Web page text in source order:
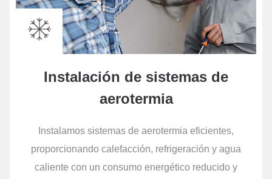
Instalación de sistemas de
aerotermia
Instalamos sistemas de aerotermia eficientes,
proporcionando calefacción, refrigeración y agua
caliente con un consumo energético reducido y